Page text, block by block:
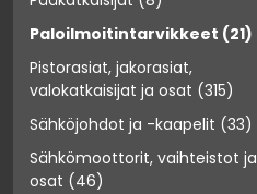
Paloilmoitintarvikkeet (21)
Pistorasiat, jakorasiat,
valokatkaisijat ja osat (315)
Sähköjohdot ja -kaapelit (33)
Sähkömoottorit, vaihteistot ja
osat (46)